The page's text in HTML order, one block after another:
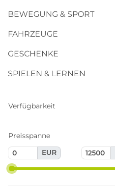
BEWEGUNG & SPORT
FAHRZEUGE
GESCHENKE
SPIELEN & LERNEN
Verfügbarkeit
Preisspanne
EUR